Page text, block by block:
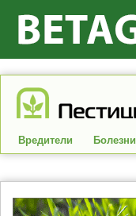
Вредители Болезни